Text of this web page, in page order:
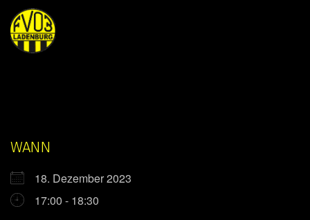
WANN
18. Dezember 2023
17:00 - 18:30